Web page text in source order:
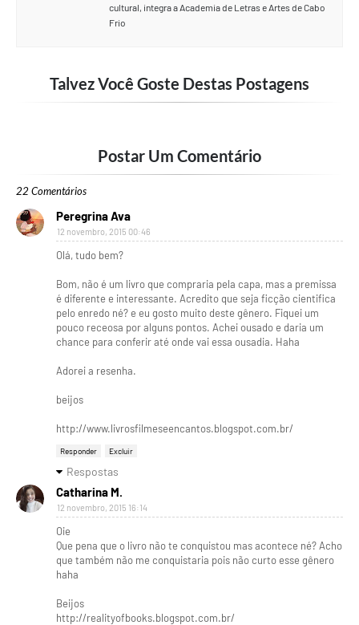
cultural, integra a Academia de Letras e Artes de Cabo
Frio
Talvez Você Goste Destas Postagens
Postar Um Comentário
22 Comentários
Peregrina Ava
12 novembro, 2015 00:46
Olá, tudo bem?
Bom, não é um livro que compraria pela capa, mas a premissa
é diferente e interessante. Acredito que seja ficção cientifica
pelo enredo né? e eu gosto muito deste gênero. Fiquei um
pouco receosa por alguns pontos. Achei ousado e daria um
chance para conferir até onde vai essa ousadia. Haha
Adorei a resenha.
beijos
http://www.livrosfilmeseencantos.blogspot.com.br/
Responder Excluir
Respostas
Catharina M.
12 novembro, 2015 16:14
Oie
Que pena que o livro não te conquistou mas acontece né? Acho
que também não me conquistaria pois não curto esse gênero
haha
Beijos
http://realityofbooks.blogspot.com.br/